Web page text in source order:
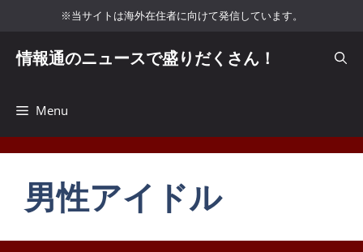
キ
※当サイトは海外在住者に向けて発信しています。
情報通のニュースで盛りだくさん！
Menu
男性アイドル